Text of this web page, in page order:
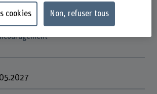
cookies Non, refuser tous